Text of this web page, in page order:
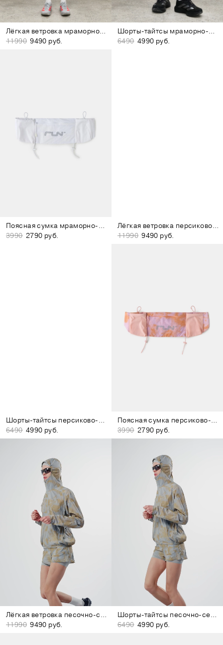
Лёгкая ветровка мраморно-белая
11990 9490 руб.
Шорты-тайтсы мраморно-белые
6490 4990 руб.
Поясная сумка мраморно-белая
3990 2790 руб.
Лёгкая ветровка персиково-розовая
11990 9490 руб.
Шорты-тайтсы персиково-розовые
6490 4990 руб.
Поясная сумка персиково-розовая
3990 2790 руб.
Лёгкая ветровка песочно-серая
11990 9490 руб.
Шорты-тайтсы песочно-серые
6490 4990 руб.